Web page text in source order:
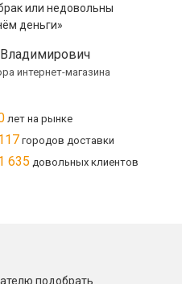
или недовольны
деньги»
интернет-магазина
лет на рынке
городов доставки
635 довольных клиентов
подобрать